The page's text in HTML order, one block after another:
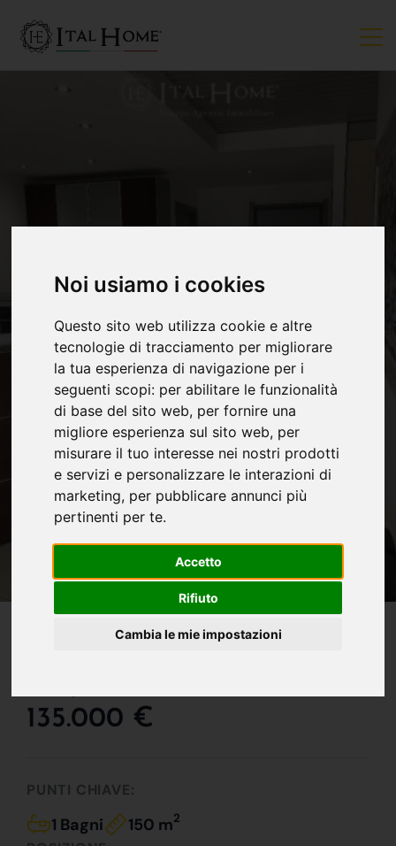
Noi usiamo i cookies
Questo sito web utilizza cookie e altre
tecnologie di tracciamento per migliorare
la tua esperienza di navigazione per i
seguenti scopi: per abilitare le funzionalità
di base del sito web, per fornire una
migliore esperienza sul sito web, per
misurare il tuo interesse nei nostri prodotti
e servizi e personalizzare le interazioni di
marketing, per pubblicare annunci più
pertinenti per te.
Accetto
Rifiuto
Cambia le mie impostazioni
VENDUTO
IN VENDITA
Soluzione Commerciali Di
135.000 €
PUNTI CHIAVE:
1 Bagni 150 m2